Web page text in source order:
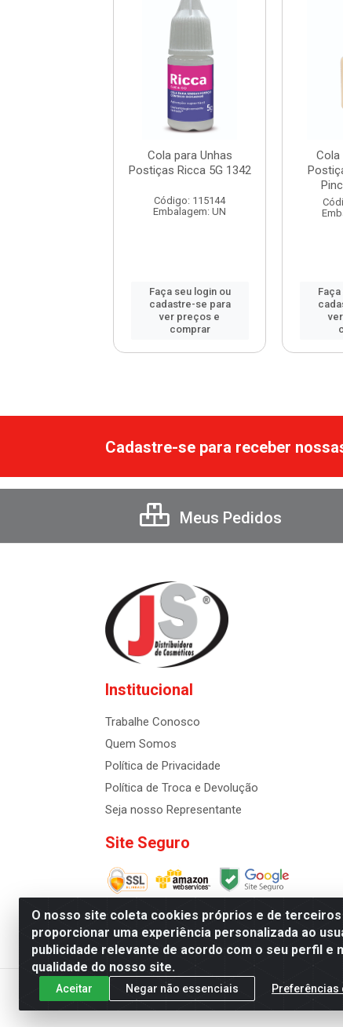
Cola para Unhas
Postiças Ricca 5G 1342
Código: 115144
Embalagem: UN
Faça seu login ou
cadastre-se para
ver preços e
comprar
Cola
O nosso site coleta cookies próprios e de terceiros
proporcionar uma experiência personalizada ao
publicidade relevante de acordo com o seu perfil e
qualidade do nosso site.
Aceitar Negar não essenciais Preferências
Cadastre-se para receber
Meus Pedidos
Institucional
Trabalhe Conosco
Quem Somos
Política de Privacidade
Política de Troca e Devolução
Seja nosso Representante
Site Seguro
Distribuidora de